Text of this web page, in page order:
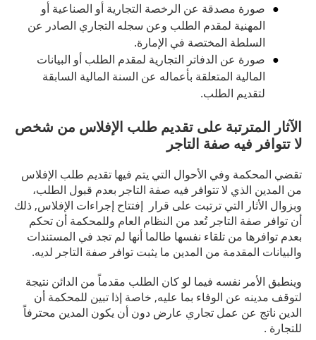
صورة مصدقة عن الرخصة التجارية أو الصناعية أو
المهنية لمقدم الطلب وعن سجله التجاري الصادر عن
السلطة المختصة في الإمارة.
صورة عن الدفاتر التجارية لمقدم الطلب أو البيانات
المالية المتعلقة بأعماله عن السنة المالية السابقة
لتقديم الطلب.
الآثار المترتبة على تقديم طلب الإفلاس من شخص
لا تتوافر فيه صفة التاجر
تقضي المحكمة وفي الأحوال التي يتم فيها تقديم طلب الإفلاس
من المدين الذي لا تتوافر فيه صفة التاجر بعدم قبول الطلب،
وبزوال الأثار التي ترتبت على قرار إفتتاح إجراءات الإفلاس, ذلك
أن توافر صفة التاجر تُعد من النظام العام وللمحكمة أن تحكم
بعدم توافرها من تلقاء نفسها طالما أنها لم تجد في المستندات
والبيانات المقدمة من المدين ما يثبت توافر صفة التاجر لديه.
وينطبق الأمر نفسه فيما لو كان الطلب مقدماً من الدائن نتيجة
لتوقف مدينه عن الوفاء بما عليه, خاصة إذا تبين للمحكمة أن
الدين ناتج عن عمل تجاري عارض دون أن يكون المدين محترفاً
للتجارة .